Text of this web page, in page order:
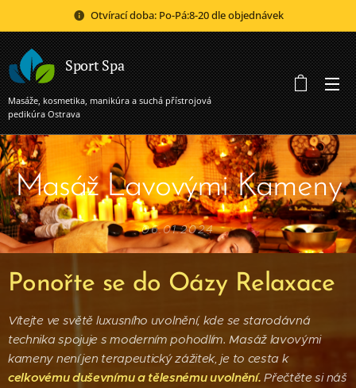
Otvírací doba: Po-Pá:8-20 dle objednávek
Sport Spa
Masáže, kosmetika, manikúra a suchá přístrojová
pedikúra Ostrava
Masáž Lavovými Kameny
06.01.2024
Ponořte se do Oázy Relaxace
Vítejte ve světě luxusního uvolnění, kde se starodávná
technika spojuje s moderním pohodlím. Masáž lavovými
kameny není jen terapeutický zážitek, je to cesta k
celkovému duševnímu a tělesnému uvolnění.Přečtěte si náš